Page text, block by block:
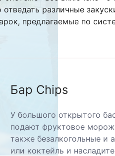
различные
предлагаемые по
Бар Chips
У большого открытого
подают фруктовое
также безалкогольные и
или коктейль и